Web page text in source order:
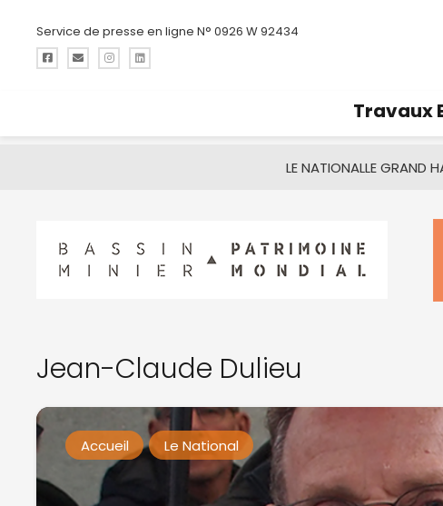
Service de presse en ligne N° 0926 W 92434
Travaux
LE NATIONALLE GRAND
Jean-Claude Dulieu
Accueil Le National